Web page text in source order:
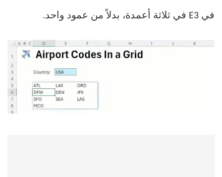
في E3 في ثلاثة أعمدة، بدلاً من عمود واحد.